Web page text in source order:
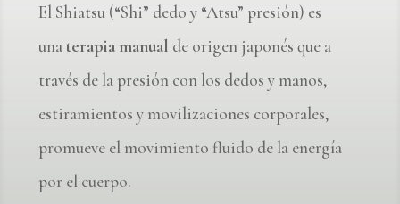
El Shiatsu (“Shi” dedo y “Atsu” presión) es
una terapia manual de origen japonés que a
través de la presión con los dedos y manos,
estiramientos y movilizaciones corporales,
promueve el movimiento fluido de la energía
por el cuerpo.